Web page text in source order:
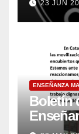
23 JUN
ENSEÑANZA
Boletín